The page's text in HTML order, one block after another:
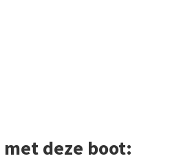
deze boot: